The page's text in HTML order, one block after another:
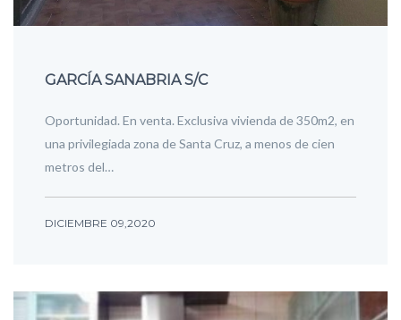
GARCÍA SANABRIA S/C
Oportunidad. En venta. Exclusiva vivienda de 350m2, en
una privilegiada zona de Santa Cruz, a menos de cien
metros del…
DICIEMBRE 09,2020